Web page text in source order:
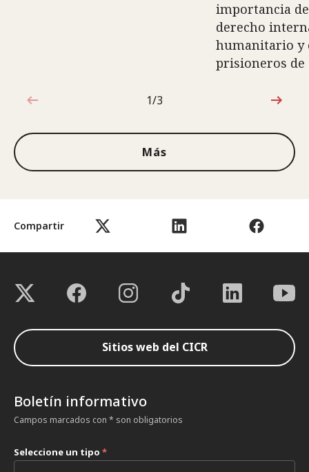
Compartir
importancia
derecho
humanitario y
prisioneros
1de3
1/3
Más
Sitios web del CICR
Boletín informativo
Campos marcados con * son obligatorios
Seleccione un tipo *